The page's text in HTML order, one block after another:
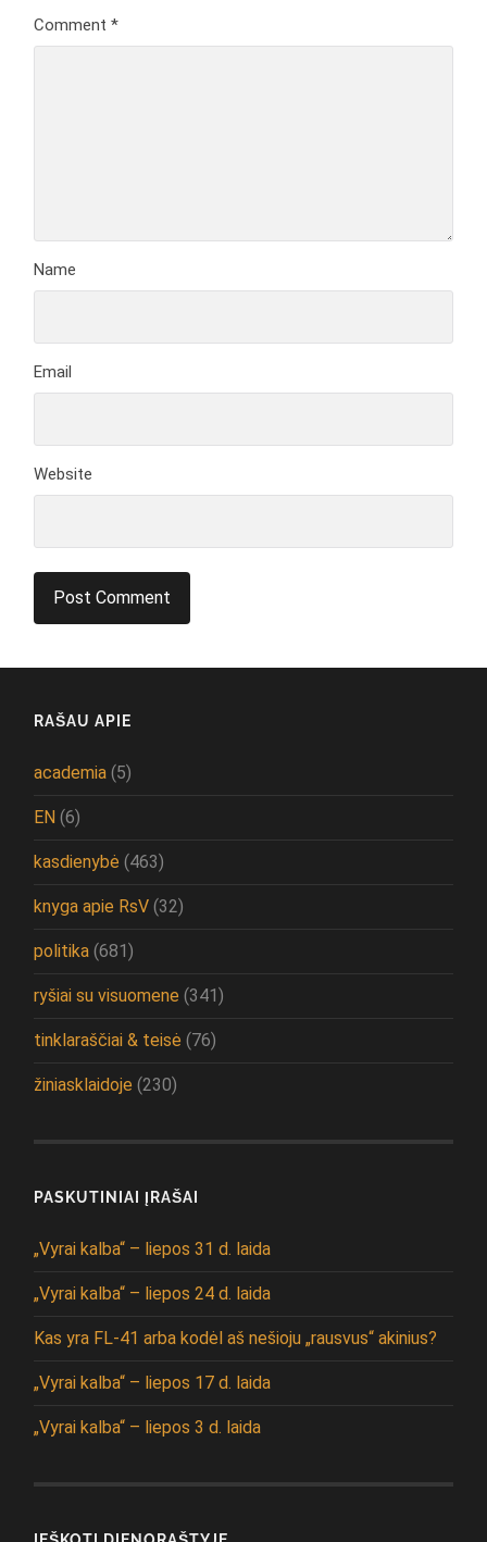
Comment*
Name
Email
Website
RAŠAU APIE
academia (5)
EN (6)
kasdienybė (463)
knyga apie RsV (32)
politika (681)
ryšiai su visuomene (341)
tinklaraščiai & teisė (76)
žiniasklaidoje (230)
PASKUTINIAI ĮRAŠAI
„Vyrai kalba“ – liepos 31 d. laida
„Vyrai kalba“ – liepos 24 d. laida
Kas yra FL-41 arba kodėl aš nešioju „rausvus“ akinius?
„Vyrai kalba“ – liepos 17 d. laida
„Vyrai kalba“ – liepos 3 d. laida